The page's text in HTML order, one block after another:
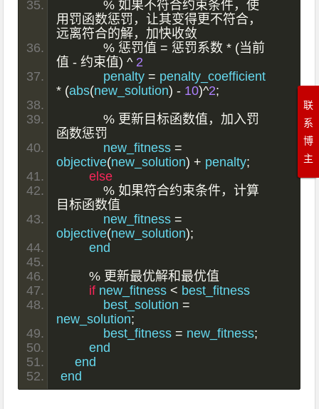
% 如果不符合约束条件，使
用罚函数惩罚，让其变得更不符合，
远离符合的解，加快收敛
% 惩罚值 = 惩罚系数 * (当前
值 - 约束值) ^ 2
            penalty
=
* (abs(new_solution) - 10)^2;
% 更新目标函数值，加入罚
函数惩罚
            new_fitness
=
objective(new_solution) + penalty;
else
% 如果符合约束条件，计算
目标函数值
            new_fitness
=
objective(new_solution);
        end
% 更新最优解和最优值
if new_fitness < best_fitness
            best_solution
=
new_solution;
            best_fitness
= new_fitness;
        end
    end
end
联
系
博
主